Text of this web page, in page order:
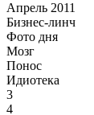
Апрель 2011
Бизнес-линч
Фото дня
Мозг
Понос
Идиотека
3
4